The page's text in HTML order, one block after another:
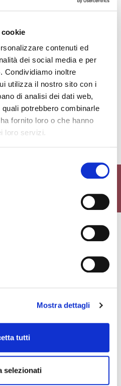
contenuti ed
dei social media e per
Condividiamo inoltre
utilizza il nostro sito con i
di analisi dei dati web,
potrebbero combinarle
fornito loro o che hanno
loro servizi.
Mostra dettagli
tutti
selezionati
8,00 €
-40%
SOCKE
12,00 €
favorite_border